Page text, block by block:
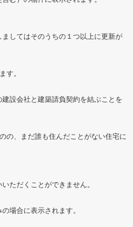
してはそのうちの１つ以上に更新が
す。
設会社と建築請負契約を結ぶことを
の、まだ誰も住んだことがない住宅に
ただくことができません。
場合に表示されます。